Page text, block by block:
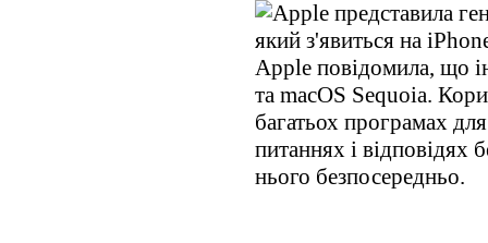
Apple повідомила, що
та macOS Sequoia.
багатьох програмах
питаннях і відповідях
нього безпосередньо.